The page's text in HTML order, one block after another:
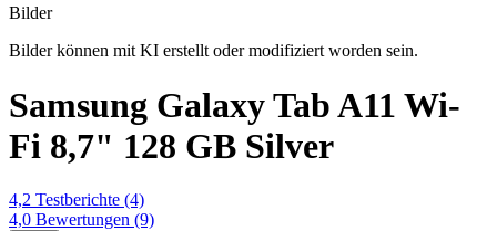
Bilder
Bilder können mit KI erstellt oder modifiziert worden sein.
Samsung Galaxy Tab A11 Wi-
Fi 8,7" 128 GB Silver
4,2 Testberichte (4)
4,0 Bewertungen (9)